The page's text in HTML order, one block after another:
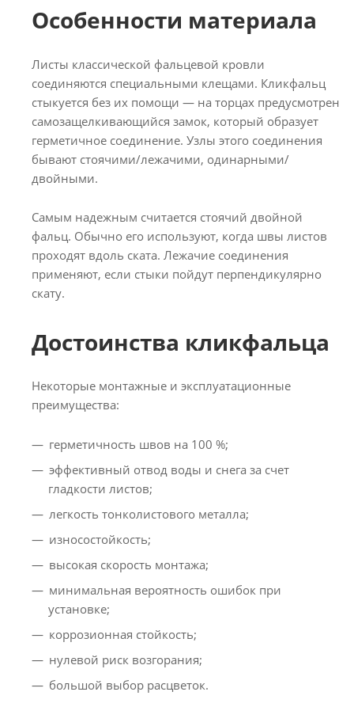
Особенности материала
Листы классической фальцевой кровли
соединяются специальными клещами. Кликфальц
стыкуется без их помощи — на торцах предусмотрен
самозащелкивающийся замок, который образует
герметичное соединение. Узлы этого соединения
бывают стоячими/лежачими, одинарными/
двойными.
Самым надежным считается стоячий двойной
фальц. Обычно его используют, когда швы листов
проходят вдоль ската. Лежачие соединения
применяют, если стыки пойдут перпендикулярно
скату.
Достоинства кликфальца
Некоторые монтажные и эксплуатационные
преимущества:
герметичность швов на 100 %;
эффективный отвод воды и снега за счет
гладкости листов;
легкость тонколистового металла;
износостойкость;
высокая скорость монтажа;
минимальная вероятность ошибок при
установке;
коррозионная стойкость;
нулевой риск возгорания;
большой выбор расцветок.